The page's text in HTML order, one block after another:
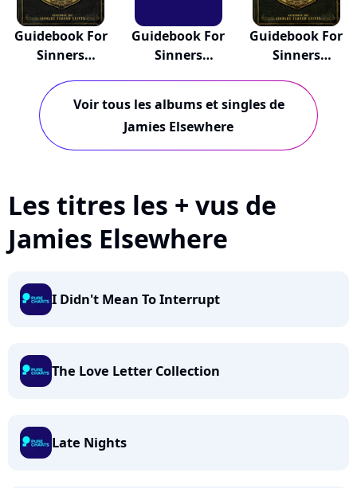
Guidebook For
Sinners
Guidebook For
Sinners
Guidebook For
Sinners
Voir tous les albums et singles de
Jamies Elsewhere
Les titres les + vus de
Jamies Elsewhere
I Didn't Mean To Interrupt
The Love Letter Collection
Late Nights